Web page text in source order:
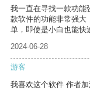
我一直在寻找一款功能
款软件的功能非常强大
单，即使是小白也能快
2024-06-28
游客
我喜欢这个软件 作者加